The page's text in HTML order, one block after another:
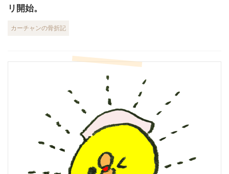
リ開始。
カーチャンの骨折記